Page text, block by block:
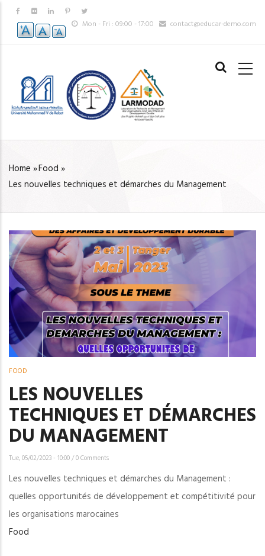
Mon - Fri : 09:00 - 17:00 contact@educar-demo.com
MAIN
BREADCRUMB
Home »Food »
Les nouvelles techniques et démarches du Management
FOOD
LES NOUVELLES
TECHNIQUES ET DÉMARCHES
DU MANAGEMENT
Tue, 05/02/2023 - 10:00/0 Comments
Les nouvelles techniques et démarches du Management :
quelles opportunités de développement et compétitivité pour
les organisations marocaines
Food